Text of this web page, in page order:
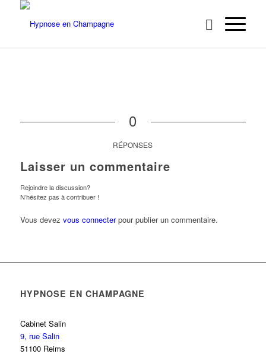
0
RÉPONSES
Laisser un commentaire
Rejoindre la discussion?
N’hésitez pas à contribuer !
Vous devez vous connecterpour publier un commentaire.
HYPNOSE EN CHAMPAGNE
Cabinet Salin
9, rue Salin
51100 Reims